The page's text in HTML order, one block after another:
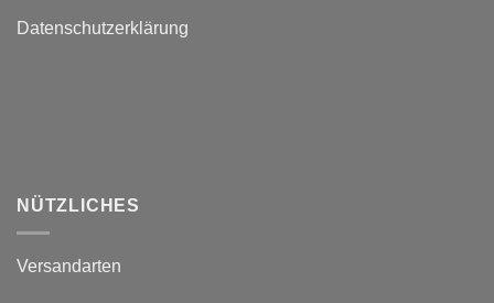
Datenschutzerklärung
NÜTZLICHES
Versandarten